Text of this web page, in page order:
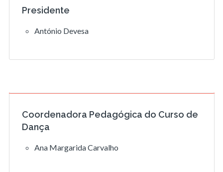
Presidente
António Devesa
Coordenadora Pedagógica do Curso de
Dança
Ana Margarida Carvalho